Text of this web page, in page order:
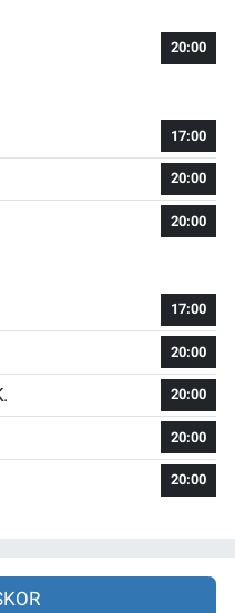
20:00
17:00
20:00
20:00
17:00
20:00
20:00
20:00
20:00